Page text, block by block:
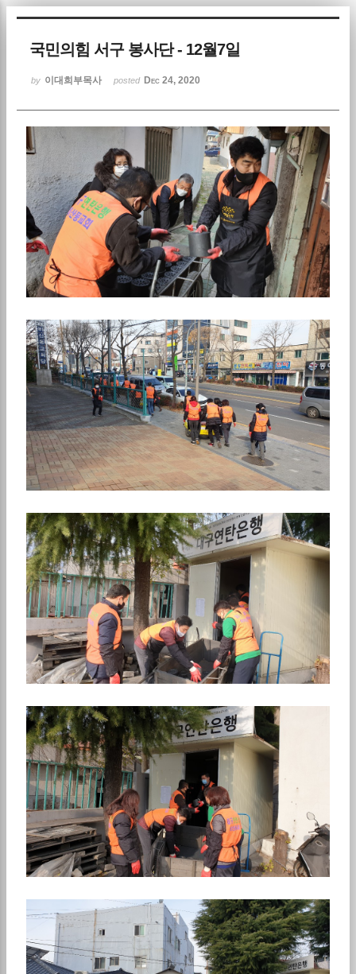
국민의힘 서구 봉사단 - 12월7일
by 이대희부목사 posted Dec 24, 2020
Sketchbook5, 스케치북5
Sketchbook5, 스케치북5